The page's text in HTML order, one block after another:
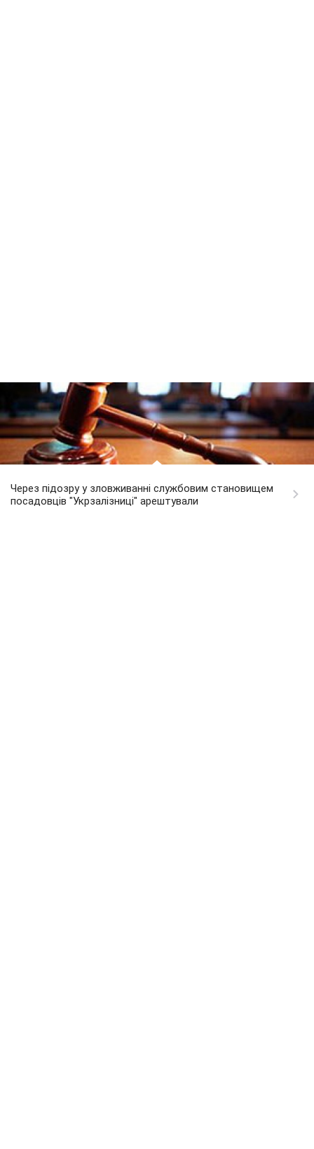
Через підозру у зловживанні службовим становищем
посадовців "Укрзалізниці" арештували